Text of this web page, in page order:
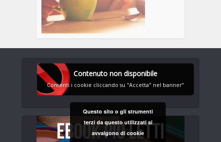
Contenuto non disponibile
Consenti i cookie cliccando su "Accetta" nel banner"
Questo sito o gli strumenti
terzi da questo utilizzati si
avvalgono di cookie